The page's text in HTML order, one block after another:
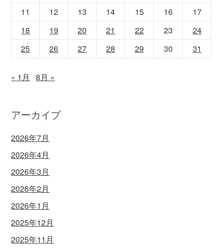
11
12 13 14 15 16
17
18
19 20 21 22 23
24
25
26 27 28 29 30 31
« 1月 8月 »
アーカイブ
2026年7月
2026年4月
2026年3月
2026年2月
2026年1月
2025年12月
2025年11月